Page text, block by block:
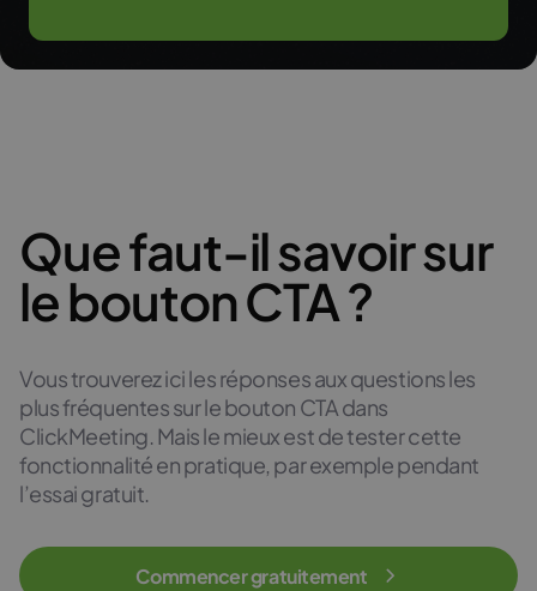
Que faut-il savoir sur
le bouton CTA ?
Vous trouverez ici les réponses aux questions les
plus fréquentes sur le bouton CTA dans
ClickMeeting. Mais le mieux est de tester cette
fonctionnalité en pratique, par exemple pendant
l’essai gratuit.
Commencer gratuitement